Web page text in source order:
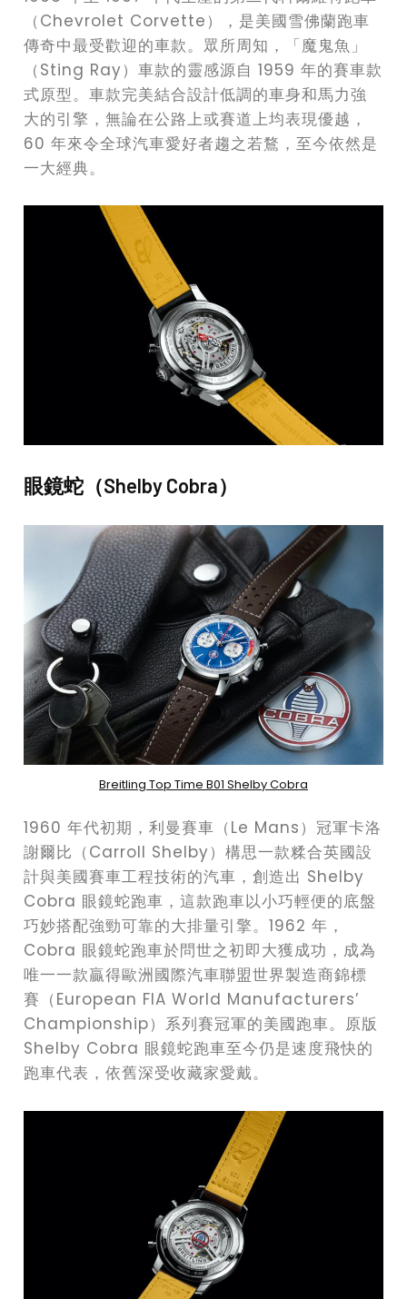
（Chevrolet Corvette），是美國雪佛蘭跑車
傳奇中最受歡迎的車款。眾所周知，「魔鬼魚」
（Sting Ray）車款的靈感源自 1959 年的賽車款
式原型。車款完美結合設計低調的車身和馬力強
大的引擎，無論在公路上或賽道上均表現優越，
60 年來令全球汽車愛好者趨之若鶩，至今依然是
一大經典。
眼鏡蛇（Shelby Cobra）
Breitling Top Time B01 Shelby Cobra
1960 年代初期，利曼賽車（Le Mans）冠軍卡洛
謝爾比（Carroll Shelby）構思一款糅合英國設
計與美國賽車工程技術的汽車，創造出 Shelby
Cobra 眼鏡蛇跑車，這款跑車以小巧輕便的底盤
巧妙搭配強勁可靠的大排量引擎。1962 年，
Cobra 眼鏡蛇跑車於問世之初即大獲成功，成為
唯一一款贏得歐洲國際汽車聯盟世界製造商錦標
賽（European FIA World Manufacturers’
Championship）系列賽冠軍的美國跑車。原版
Shelby Cobra 眼鏡蛇跑車至今仍是速度飛快的
跑車代表，依舊深受收藏家愛戴。